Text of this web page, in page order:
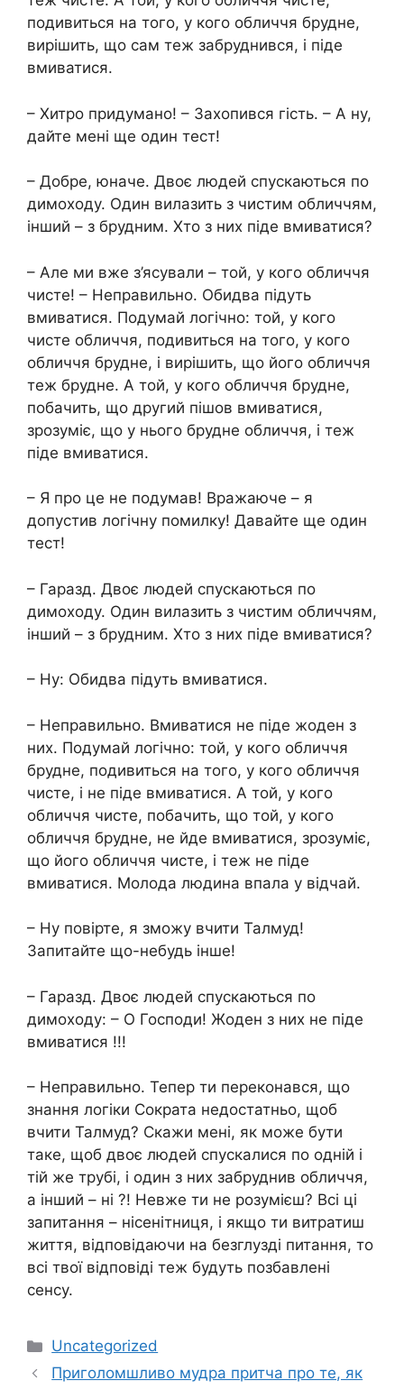
подивиться на того, у кого обличчя брудне,
вирішить, що сам теж забруднився, і піде
вмиватися.
– Хитро придумано! – Захопився гість. – А ну,
дайте мені ще один тест!
– Добре, юначе. Двоє людей спускаються по
димоходу. Один вилазить з чистим обличчям,
інший – з брудним. Хто з них піде вмиватися?
– Але ми вже з’ясували – той, у кого обличчя
чисте! – Неправильно. Обидва підуть
вмиватися. Подумай логічно: той, у кого
чисте обличчя, подивиться на того, у кого
обличчя брудне, і вирішить, що його обличчя
теж брудне. А той, у кого обличчя брудне,
побачить, що другий пішов вмиватися,
зрозуміє, що у нього брудне обличчя, і теж
піде вмиватися.
– Я про це не подумав! Вражаюче – я
допустив логічну помилку! Давайте ще один
тест!
– Гаразд. Двоє людей спускаються по
димоходу. Один вилазить з чистим обличчям,
інший – з брудним. Хто з них піде вмиватися?
– Ну: Обидва підуть вмиватися.
– Неправильно. Вмиватися не піде жоден з
них. Подумай логічно: той, у кого обличчя
брудне, подивиться на того, у кого обличчя
чисте, і не піде вмиватися. А той, у кого
обличчя чисте, побачить, що той, у кого
обличчя брудне, не йде вмиватися, зрозуміє,
що його обличчя чисте, і теж не піде
вмиватися. Молода людина впала у відчай.
– Ну повірте, я зможу вчити Талмуд!
Запитайте що-небудь інше!
– Гаразд. Двоє людей спускаються по
димоходу: – О Господи! Жоден з них не піде
вмиватися !!!
– Неправильно. Тепер ти переконався, що
знання логіки Сократа недостатньо, щоб
вчити Талмуд? Скажи мені, як може бути
таке, щоб двоє людей спускалися по одній і
тій же трубі, і один з них забруднив обличчя,
а інший – ні ?! Невже ти не розумієш? Всі ці
запитання – нісенітниця, і якщо ти витратиш
життя, відповідаючи на безглузді питання, то
всі твої відповіді теж будуть позбавлені
сенсу.
Категорії
Uncategorized
Приголомшливо мудра притча про те, як